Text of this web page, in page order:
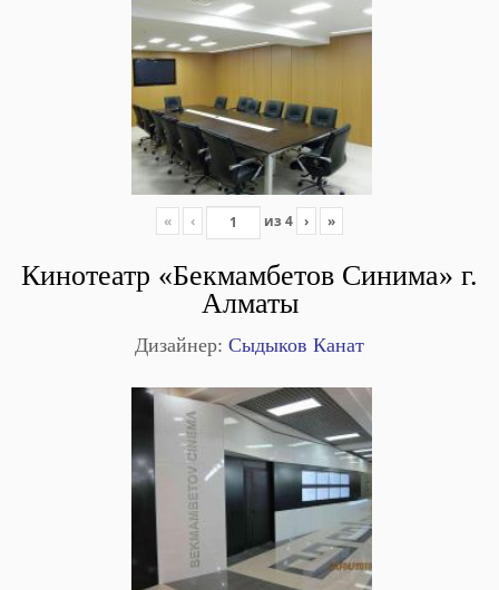
« ‹ из 4 › »
Кинотеатр «Бекмамбетов Синима» г.
Алматы
Дизайнер: Сыдыков Канат